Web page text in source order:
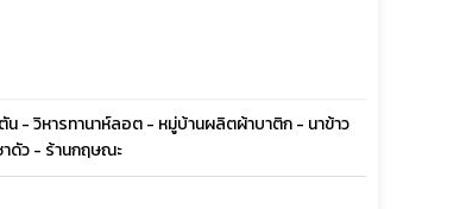
- วิหารทานาห์ลอต - หมู่บ้านผลิตผ้าบาติก - นาข้าว
ดัว - ร้านกฤษณะ